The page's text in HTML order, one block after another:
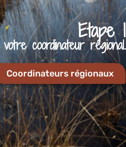
Etape 1
coordinateur régional.
Coordinateurs régionaux